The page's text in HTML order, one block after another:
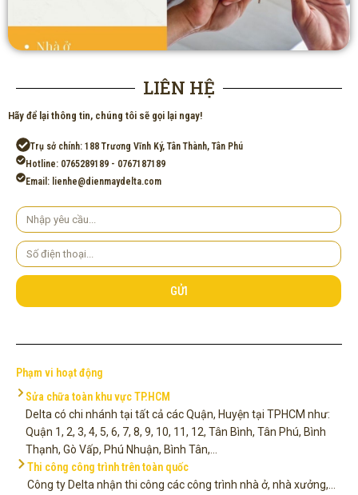
LIÊN HỆ
Hãy để lại thông tin, chúng tôi sẽ gọi lại ngay!
Trụ sở chính: 188 Trương Vĩnh Ký, Tân Thành, Tân Phú
Hotline: 0765289189 - 0767187189
Email: lienhe@dienmaydelta.com
Yêu
cầu
Số
điện
thoại
GỬI
Phạm vi hoạt động
Sửa chữa toàn khu vực TP.HCM
Delta có chi nhánh tại tất cả các Quận, Huyện tại TPHCM như:
Quận 1, 2, 3, 4, 5, 6, 7, 8, 9, 10, 11, 12, Tân Bình, Tân Phú, Bình
Thạnh, Gò Vấp, Phú Nhuận, Bình Tân,...
Thi công công trình trên toàn quốc
Công ty Delta nhận thi công các công trình nhà ở, nhà xưởng,...